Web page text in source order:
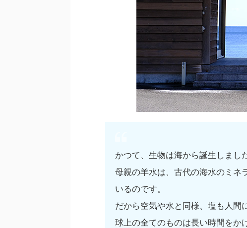
かつて、生物は海から誕生しまし
母親の羊水は、古代の海水のミネ
いるのです。
だから空気や水と同様、塩も人間
球上の全てのものは長い時間をか